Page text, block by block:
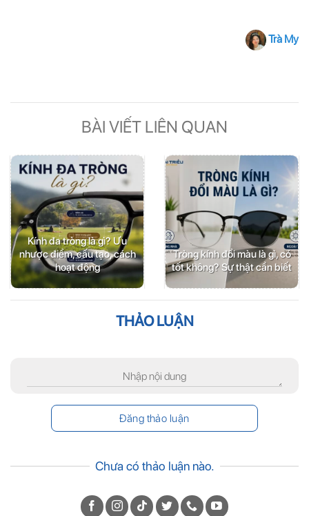
Trà My
BÀI VIẾT LIÊN QUAN
Kính đa tròng là gì? Ưu
nhược điểm, cấu tạo, cách
hoạt động
Tròng kính đổi màu là gì, có
tốt không? Sự thật cần biết
THẢO LUẬN
Chưa có thảo luận nào.